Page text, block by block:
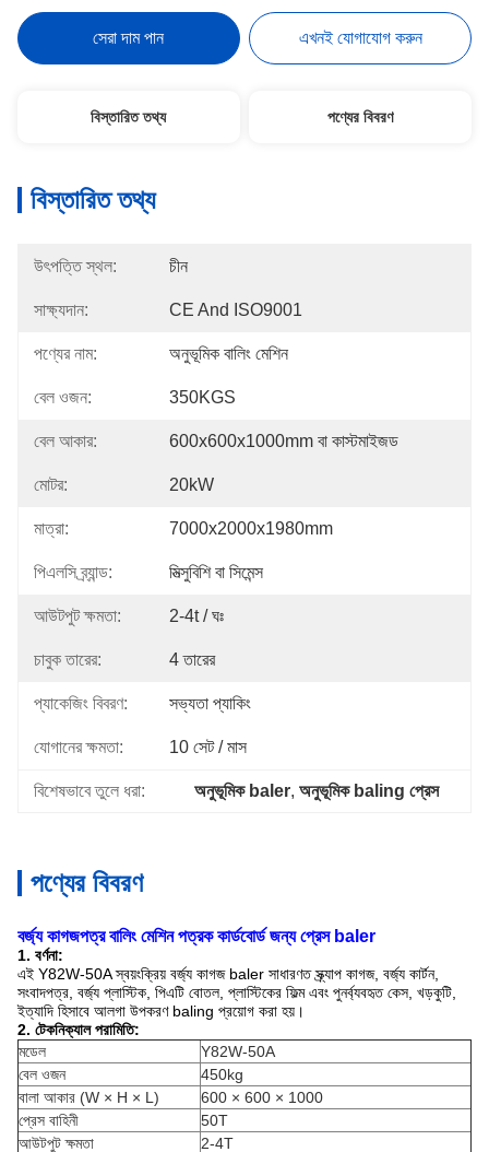
সেরা দাম পান এখনই যোগাযোগ করুন
বিস্তারিত তথ্য পণ্যের বিবরণ
বিস্তারিত তথ্য
উৎপত্তি স্থল: চীন
সাক্ষ্যদান: CE And ISO9001
পণ্যের নাম: অনুভূমিক বালিং মেশিন
বেল ওজন: 350KGS
বেল আকার: 600x600x1000mm বা কাস্টমাইজড
মোটর: 20kW
মাত্রা: 7000x2000x1980mm
পিএলসি ব্র্যান্ড: মিত্সুবিশি বা সিমেন্স
আউটপুট ক্ষমতা: 2-4t / ঘঃ
চাবুক তারের: 4 তারের
প্যাকেজিং বিবরণ: সভ্যতা প্যাকিং
যোগানের ক্ষমতা: 10 সেট / মাস
বিশেষভাবে তুলে ধরা: অনুভূমিক baler, অনুভূমিক baling প্রেস
পণ্যের বিবরণ
বর্জ্য কাগজপত্র বালিং মেশিন পত্রক কার্ডবোর্ড জন্য প্রেস baler
1. বর্ণনা:
এই Y82W-50A স্বয়ংক্রিয় বর্জ্য কাগজ baler সাধারণত স্ক্র্যাপ কাগজ, বর্জ্য কার্টন,
সংবাদপত্র, বর্জ্য প্লাস্টিক, পিএটি বোতল, প্লাস্টিকের ফিল্ম এবং পুনর্ব্যবহৃত কেস, খড়কুটি,
ইত্যাদি হিসাবে আলগা উপকরণ baling প্রয়োগ করা হয়।
2. টেকনিক্যাল পরামিতি:
মডেল
Y82W-50A
বেল ওজন
450kg
বালা আকার (W × H × L)
600 × 600 × 1000
প্রেস বাহিনী
50T
আউটপুট ক্ষমতা
2-4T